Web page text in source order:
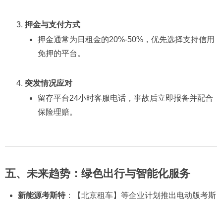
押金与支付方式
押金通常为日租金的20%-50%，优先选择支持信用
免押的平台。
突发情况应对
留存平台24小时客服电话，事故后立即报备并配合
保险理赔。
五、未来趋势：绿色出行与智能化服务
新能源考斯特：【北京租车】等企业计划推出电动版考斯